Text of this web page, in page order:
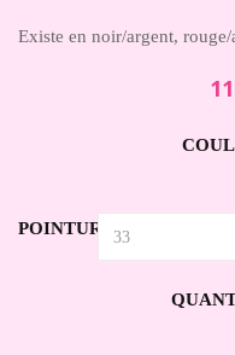
Existe en noir/argent, rouge/
POINTURE